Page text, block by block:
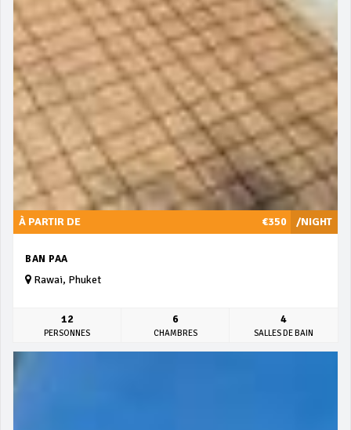
/NIGHT
À PARTIR DE €350
BAN PAA
Rawai, Phuket
12
PERSONNES
6
CHAMBRES
4
SALLES DE BAIN